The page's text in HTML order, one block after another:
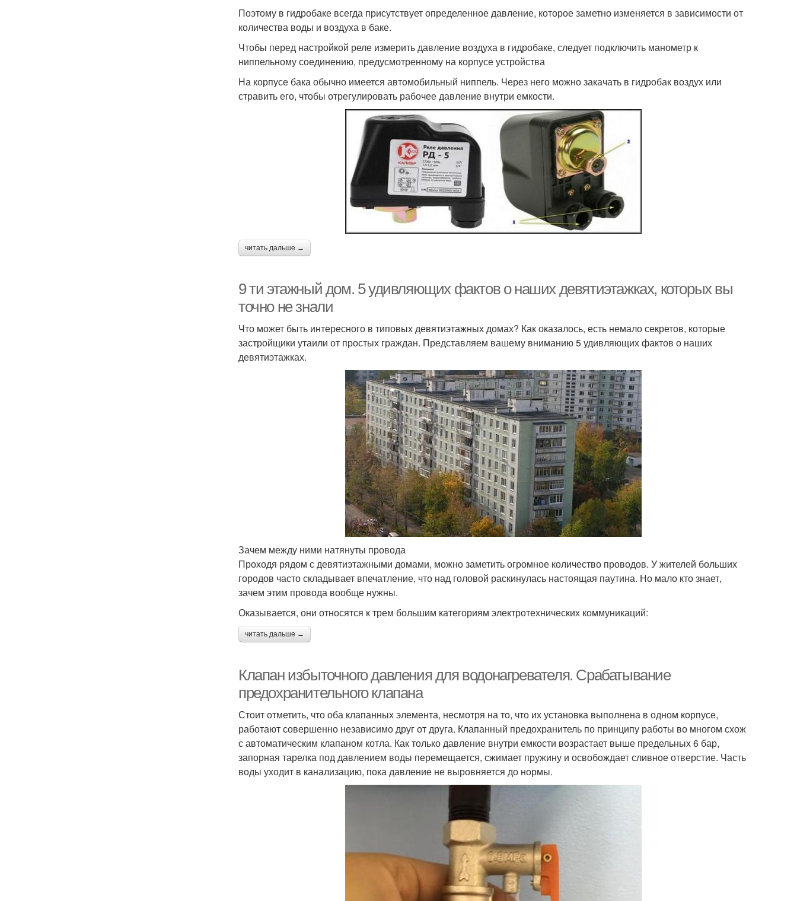
Поэтому в гидробаке всегда присутствует определенное давление, которое заметно изменяется в зависимости от
количества воды и воздуха в баке.
Чтобы перед настройкой реле измерить давление воздуха в гидробаке, следует подключить манометр к
ниппельному соединению, предусмотренному на корпусе устройства
На корпусе бака обычно имеется автомобильный ниппель. Через него можно закачать в гидробак воздух или
стравить его, чтобы отрегулировать рабочее давление внутри емкости.
читать дальше →
9 ти этажный дом. 5 удивляющих фактов о наших девятиэтажках, которых вы
точно не знали
Что может быть интересного в типовых девятиэтажных домах? Как оказалось, есть немало секретов, которые
застройщики утаили от простых граждан. Представляем вашему вниманию 5 удивляющих фактов о наших
девятиэтажках.
Зачем между ними натянуты провода
Проходя рядом с девятиэтажными домами, можно заметить огромное количество проводов. У жителей больших
городов часто складывает впечатление, что над головой раскинулась настоящая паутина. Но мало кто знает,
зачем этим провода вообще нужны.
Оказывается, они относятся к трем большим категориям электротехнических коммуникаций:
читать дальше →
Клапан избыточного давления для водонагревателя. Срабатывание
предохранительного клапана
Стоит отметить, что оба клапанных элемента, несмотря на то, что их установка выполнена в одном корпусе,
работают совершенно независимо друг от друга. Клапанный предохранитель по принципу работы во многом схож
с автоматическим клапаном котла. Как только давление внутри емкости возрастает выше предельных 6 бар,
запорная тарелка под давлением воды перемещается, сжимает пружину и освобождает сливное отверстие. Часть
воды уходит в канализацию, пока давление не выровняется до нормы.